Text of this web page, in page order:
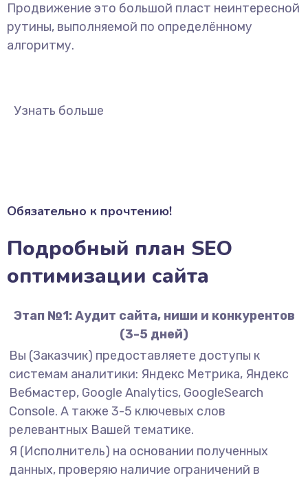
Продвижение это большой пласт неинтересной
рутины, выполняемой по определённому
алгоритму.
Узнать больше
Обязательно к прочтению!
Подробный план SEO
оптимизации сайта
Этап №1: Аудит сайта, ниши и конкурентов
(3-5 дней)
Вы (Заказчик) предоставляете доступы к
системам аналитики: Яндекс Метрика, Яндекс
Вебмастер, Google Analytics, GoogleSearch
Console. А также 3-5 ключевых слов
релевантных Вашей тематике.
Я (Исполнитель) на основании полученных
данных, проверяю наличие ограничений в